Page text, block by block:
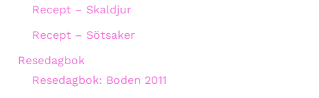
Recept – Skaldjur
Recept – Sötsaker
Resedagbok
Resedagbok: Boden 2011